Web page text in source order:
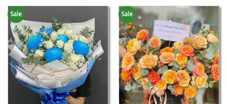
Sale Sale